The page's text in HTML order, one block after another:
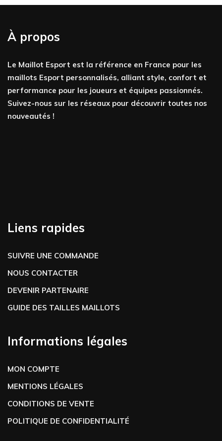
À propos
Le Maillot Esport est la référence en France pour les
maillots Esport personnalisés, alliant style, confort et
performance pour les joueurs et équipes passionnés.
Suivez-nous sur les réseaux pour découvrir toutes nos
nouveautés !
Liens rapides
SUIVRE UNE COMMANDE
NOUS CONTACTER
DEVENIR PARTENAIRE
GUIDE DES TAILLES MAILLOTS
Informations légales
MON COMPTE
MENTIONS LÉGALES
CONDITIONS DE VENTE
POLITIQUE DE CONFIDENTIALITÉ